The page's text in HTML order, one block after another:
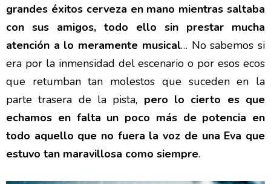
grandes éxitos cerveza en mano mientras saltaba
con sus amigos, todo ello sin prestar mucha
atención a lo meramente musical… No sabemos si
era por la inmensidad del escenario o por esos ecos
que retumban tan molestos que suceden en la
parte trasera de la pista, pero lo cierto es que
echamos en falta un poco más de potencia en
todo aquello que no fuera la voz de una Eva que
estuvo tan maravillosa como siempre.